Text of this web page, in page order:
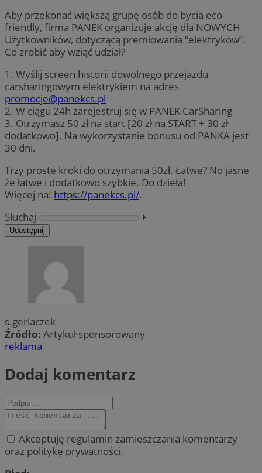
Aby przekonać większą grupę osób do bycia eco-
friendly, firma PANEK organizuje akcję dla NOWYCH
Użytkowników, dotyczącą premiowania “elektryków”.
Co zrobić aby wziąć udział?
1. Wyślij screen historii dowolnego przejazdu
carsharingowym elektrykiem na adres
promocje@panekcs.pl
2. W ciągu 24h zarejestruj się w PANEK CarSharing
3. Otrzymasz 50 zł na start [20 zł na START + 30 zł
dodatkowo]. Na wykorzystanie bonusu od PANKA jest
30 dni.
Trzy proste kroki do otrzymania 50zł. Łatwe? No jasne
że łatwe i dodatkowo szybkie. Do dzieła!
Więcej na: https://panekcs.pl/.
Słuchaj
⏵︎
Udostępnij
s.gerlaczek
Źródło: Artykuł sponsorowany
reklama
Dodaj komentarz
Akceptuję regulamin zamieszczania komentarzy
oraz politykę prywatności.